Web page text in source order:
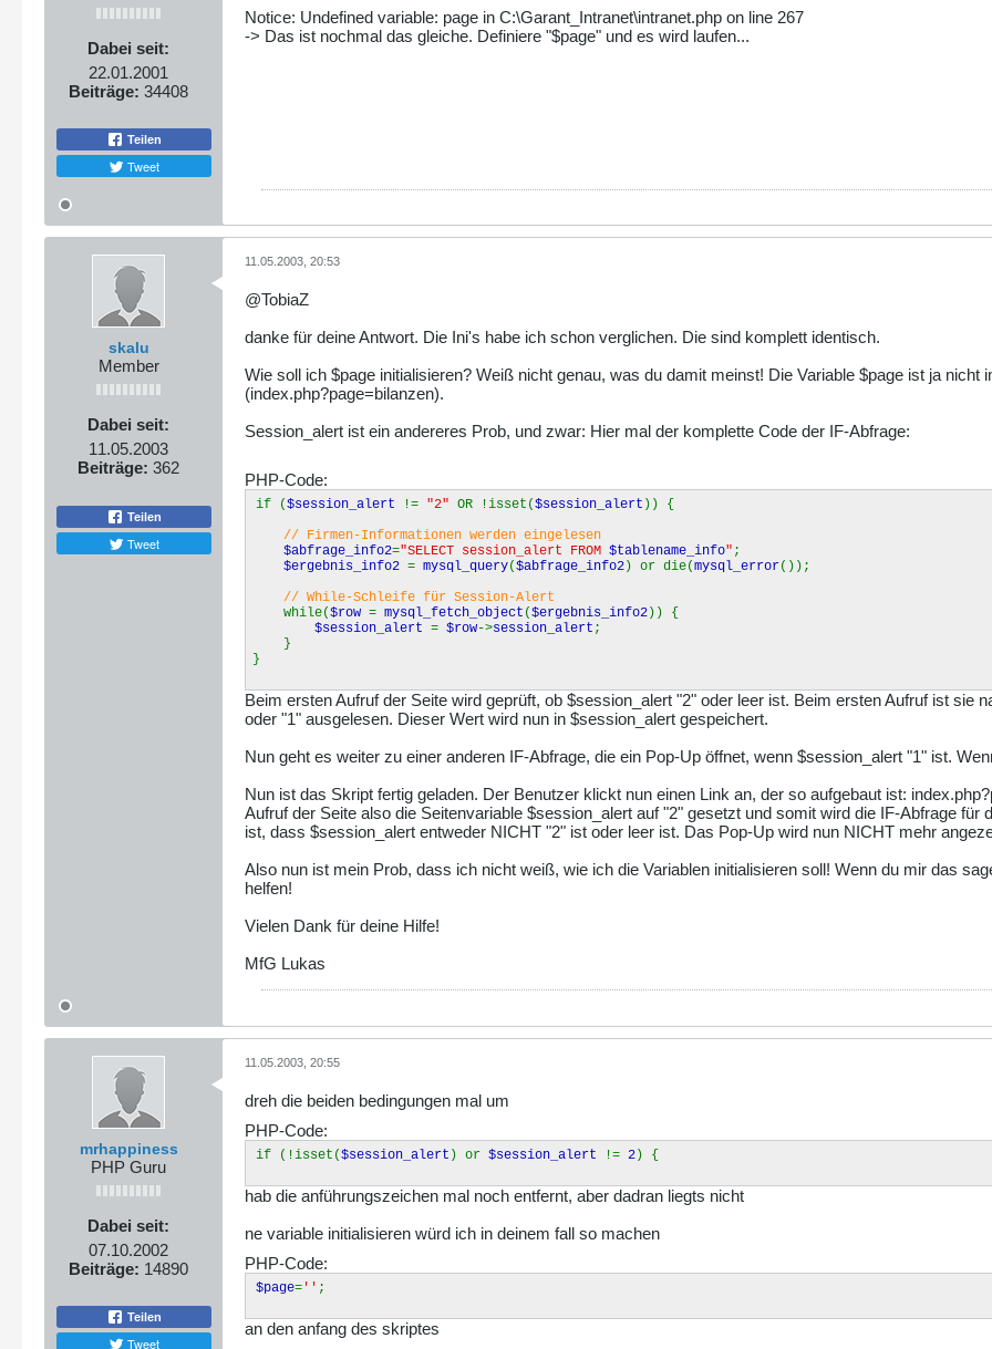
Dabei seit:
22.01.2001
Beiträge: 34408
Teilen
Tweet
Notice: Undefined variable: page in C:\Garant_Intranet\intranet.php on line 267
-> Das ist nochmal das gleiche. Definiere "$page" und es wird laufen...
skalu
Member
Dabei seit:
11.05.2003
Beiträge: 362
Teilen
Tweet
11.05.2003, 20:53
@TobiaZ
danke für deine Antwort. Die Ini's habe ich schon verglichen. Die sind komplett identisch.
Wie soll ich $page initialisieren? Weiß nicht genau, was du damit meinst! Die Variable $page ist ja
(index.php?page=bilanzen).
Session_alert ist ein andereres Prob, und zwar: Hier mal der komplette Code der IF-Abfrage:
PHP-Code:
if ($session_alert != "2" OR !isset($session_alert )) {
// Firmen-Informationen werden eingelesen
$abfrage_info2="SELECT session_alert FROM $tablename_info" ;
$ergebnis_info2 = mysql_query($abfrage_info2 ) or die(mysql_error());
// While-Schleife für Session-Alert
while($row = mysql_fetch_object ($ergebnis_info2 )) {
$session_alert = $row->session_alert ;
}
}
Beim ersten Aufruf der Seite wird geprüft, ob $session_alert "2" oder leer ist. Beim ersten Aufruf ist sie
oder "1" ausgelesen. Dieser Wert wird nun in $session_alert gespeichert.
Nun geht es weiter zu einer anderen IF-Abfrage, die ein Pop-Up öffnet, wenn $session_alert "1" ist.
Nun ist das Skript fertig geladen. Der Benutzer klickt nun einen Link an, der so aufgebaut ist:
Aufruf der Seite also die Seitenvariable $session_alert auf "2" gesetzt und somit wird die IF-Abfrage
ist, dass $session_alert entweder NICHT "2" ist oder leer ist. Das Pop-Up wird nun NICHT mehr
Also nun ist mein Prob, dass ich nicht weiß, wie ich die Variablen initialisieren soll! Wenn du mir das
helfen!
Vielen Dank für deine Hilfe!
MfG Lukas
mrhappiness
PHP Guru
Dabei seit:
07.10.2002
Beiträge: 14890
Teilen
Tweet
11.05.2003, 20:55
dreh die beiden bedingungen mal um
PHP-Code:
if (!isset($session_alert ) or $session_alert != 2) {
hab die anführungszeichen mal noch entfernt, aber dadran liegts nicht
ne variable initialisieren würd ich in deinem fall so machen
PHP-Code:
$page= '' ;
an den anfang des skriptes